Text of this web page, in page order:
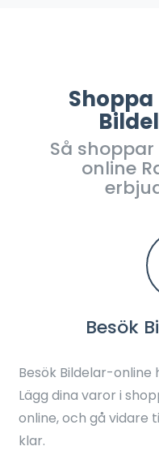
Så
online
Besök
Besök Bildelar-online
Lägg dina varor i
online, och gå vidare
klar.